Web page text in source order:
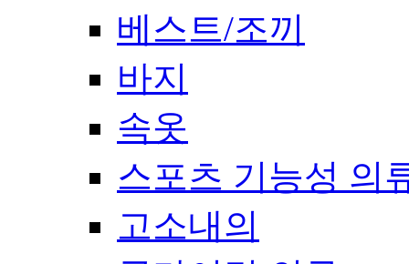
베스트/조끼
바지
속옷
스포츠 기능성 의
고소내의